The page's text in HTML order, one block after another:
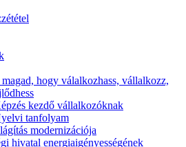
hogy válalkozhass, vállalkozz,
kezdő vállalkozóknak
tanfolyam
modernizációja
hivatal energiaigényességének